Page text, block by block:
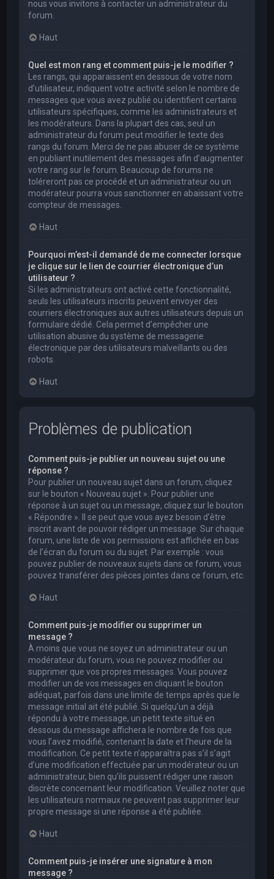
nous vous invitons à contacter un administrateur du
forum.
Haut
Quel est mon rang et comment puis-je le modifier ?
Les rangs, qui apparaissent en dessous de votre nom
d’utilisateur, indiquent votre activité selon le nombre de
messages que vous avez publié ou identifient certains
utilisateurs spécifiques, comme les administrateurs et
les modérateurs. Dans la plupart des cas, seul un
administrateur du forum peut modifier le texte des
rangs du forum. Merci de ne pas abuser de ce système
en publiant inutilement des messages afin d’augmenter
votre rang sur le forum. Beaucoup de forums ne
toléreront pas ce procédé et un administrateur ou un
modérateur pourra vous sanctionner en abaissant votre
compteur de messages.
Haut
Pourquoi m’est-il demandé de me connecter lorsque
je clique sur le lien de courrier électronique d’un
utilisateur ?
Si les administrateurs ont activé cette fonctionnalité,
seuls les utilisateurs inscrits peuvent envoyer des
courriers électroniques aux autres utilisateurs depuis un
formulaire dédié. Cela permet d’empêcher une
utilisation abusive du système de messagerie
électronique par des utilisateurs malveillants ou des
robots.
Haut
Problèmes de publication
Comment puis-je publier un nouveau sujet ou une
réponse ?
Pour publier un nouveau sujet dans un forum, cliquez
sur le bouton « Nouveau sujet ». Pour publier une
réponse à un sujet ou un message, cliquez sur le bouton
« Répondre ». Il se peut que vous ayez besoin d’être
inscrit avant de pouvoir rédiger un message. Sur chaque
forum, une liste de vos permissions est affichée en bas
de l’écran du forum ou du sujet. Par exemple : vous
pouvez publier de nouveaux sujets dans ce forum, vous
pouvez transférer des pièces jointes dans ce forum, etc.
Haut
Comment puis-je modifier ou supprimer un
message ?
À moins que vous ne soyez un administrateur ou un
modérateur du forum, vous ne pouvez modifier ou
supprimer que vos propres messages. Vous pouvez
modifier un de vos messages en cliquant le bouton
adéquat, parfois dans une limite de temps après que le
message initial ait été publié. Si quelqu’un a déjà
répondu à votre message, un petit texte situé en
dessous du message affichera le nombre de fois que
vous l’avez modifié, contenant la date et l’heure de la
modification. Ce petit texte n’apparaîtra pas s’il s’agit
d’une modification effectuée par un modérateur ou un
administrateur, bien qu’ils puissent rédiger une raison
discrète concernant leur modification. Veuillez noter que
les utilisateurs normaux ne peuvent pas supprimer leur
propre message si une réponse a été publiée.
Haut
Comment puis-je insérer une signature à mon
message ?